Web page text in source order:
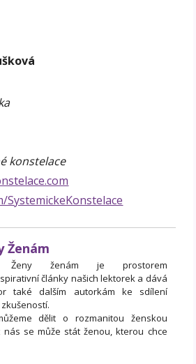
konstelace
SystemickeKonstelace
Ženám
Ženy ženám je prostorem
články našich lektorek a dává
také dalším autorkám ke sdílení
dělit o rozmanitou ženskou
se může stát ženou, kterou chce